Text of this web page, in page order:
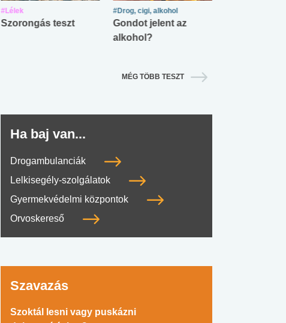
#Lélek
Szorongás teszt
#Drog, cigi, alkohol
Gondot jelent az
alkohol?
MÉG TÖBB TESZT
Ha baj van...
Drogambulanciák
Lelkisegély-szolgálatok
Gyermekvédelmi központok
Orvoskereső
Szavazás
Szoktál lesni vagy puskázni